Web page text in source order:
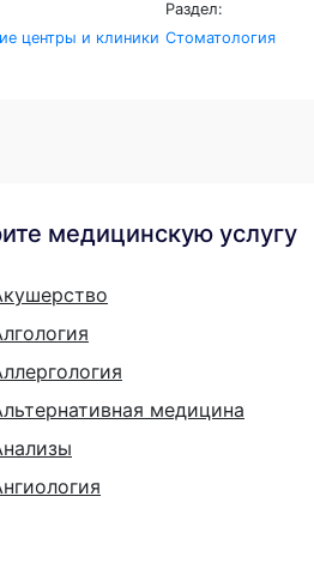
центры и клиники
Раздел:
Стоматология
медицинскую услугу
медицина